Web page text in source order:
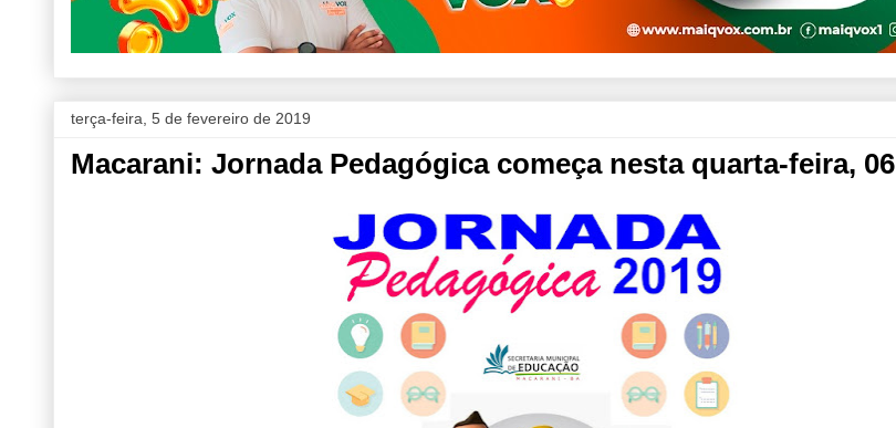
terça-feira, 5 de fevereiro de 2019
Macarani: Jornada Pedagógica começa nesta quarta-feira, 06